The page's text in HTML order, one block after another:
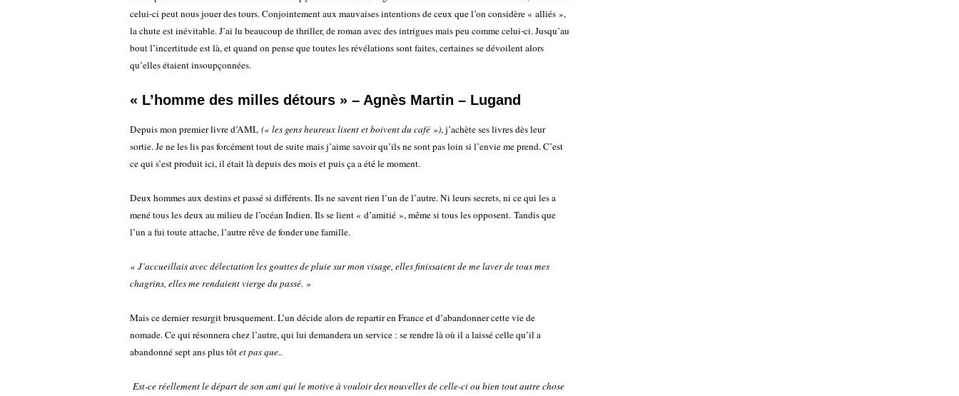
celui-ci peut nous jouer des tours. Conjointement aux mauvaises intentions de ceux que l’on considère « alliés »,
la chute est inévitable. J’ai lu beaucoup de thriller, de roman avec des intrigues mais peu comme celui-ci. Jusqu’au
bout l’incertitude est là, et quand on pense que toutes les révélations sont faites, certaines se dévoilent alors
qu’elles étaient insoupçonnées.
« L’homme des milles détours » – Agnès Martin – Lugand
Depuis mon premier livre d’AML (« les gens heureux lisent et boivent du café »), j’achète ses livres dès leur
sortie. Je ne les lis pas forcément tout de suite mais j’aime savoir qu’ils ne sont pas loin si l’envie me prend. C’est
ce qui s’est produit ici, il était là depuis des mois et puis ça a été le moment.
Deux hommes aux destins et passé si différents. Ils ne savent rien l’un de l’autre. Ni leurs secrets, ni ce qui les a
mené tous les deux au milieu de l’océan Indien. Ils se lient « d’amitié », même si tous les opposent. Tandis que
l’un a fui toute attache, l’autre rêve de fonder une famille.
« J’accueillais avec délectation les gouttes de pluie sur mon visage, elles finissaient de me laver de tous mes
chagrins, elles me rendaient vierge du passé. »
Mais ce dernier resurgit brusquement. L’un décide alors de repartir en France et d’abandonner cette vie de
nomade. Ce qui résonnera chez l’autre, qui lui demandera un service : se rendre là où il a laissé celle qu’il a
abandonné sept ans plus tôtet pas que..
Est-ce réellement le départ de son ami qui le motive à vouloir des nouvelles de celle-ci ou bien tout autre chose